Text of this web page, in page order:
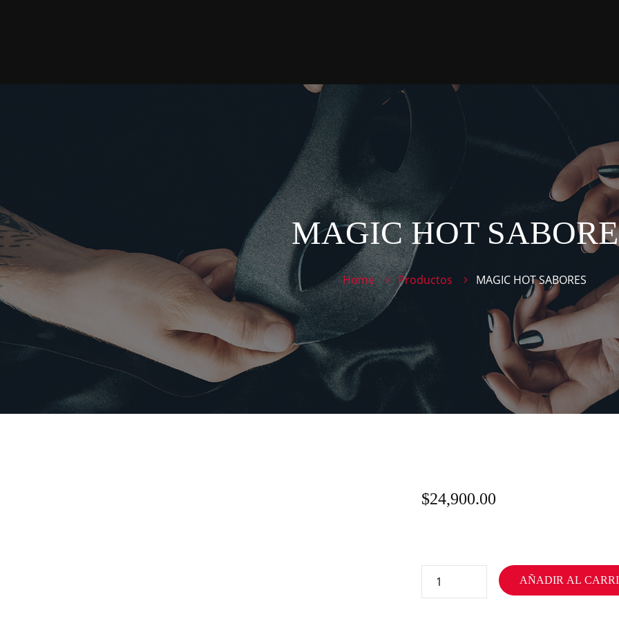
MAGIC HOT
Home Productos MAGIC HOT SABORES
$24,900.00
AÑADIR AL